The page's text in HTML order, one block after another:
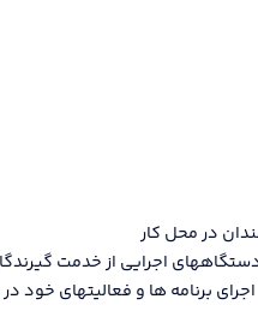
در محل کار
اجرایی از خدمت
ها و فعالیتهای خود در